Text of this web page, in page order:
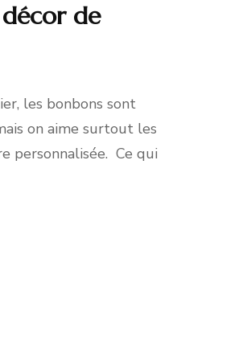
de
les bonbons sont
on aime surtout les
personnalisée. Ce qui